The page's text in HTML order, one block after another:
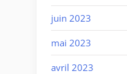
juin 2023
mai 2023
avril 2023